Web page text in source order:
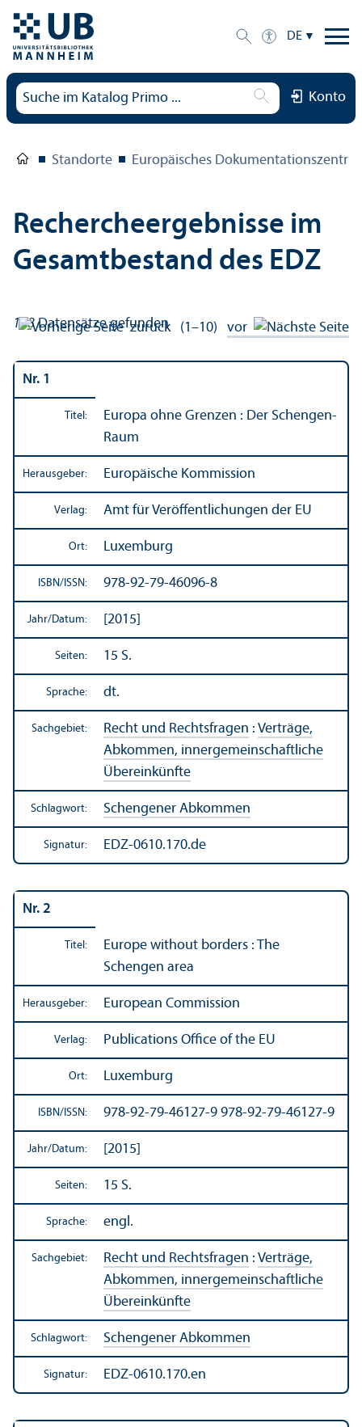
DE
Konto
Standorte Europäisches
Rechercheergebnisse im
Gesamtbestand des EDZ
158Datensätze gefunden
zurück (1–10) vor
Nr. 1
Titel:
Europa ohne Grenzen : Der Schengen-
Raum
Herausgeber: Europäische Kommission
Verlag: Amt für Veröffentlichungen der EU
Ort: Luxemburg
ISBN/ ISSN: 978-92-79-46096-8
Jahr/Datum: [2015]
Seiten: 15 S.
Sprache: dt.
Sachgebiet: Recht und Rechts­fragen : Verträge,
Abkommen, innergemeinschaft­liche
Über­einkünfte
Schlagwort: Schengener Abkommen
Signatur: EDZ-0610.170.de
Nr. 2
Titel:
Europe without borders : The
Schengen area
Herausgeber: European Commission
Verlag: Publications Office of the EU
Ort: Luxemburg
ISBN/ ISSN: 978-92-79-46127-9 978-92-79-46127-9
Jahr/Datum: [2015]
Seiten: 15 S.
Sprache: engl.
Sachgebiet: Recht und Rechts­fragen : Verträge,
Abkommen, innergemeinschaft­liche
Über­einkünfte
Schlagwort: Schengener Abkommen
Signatur: EDZ-0610.170.en